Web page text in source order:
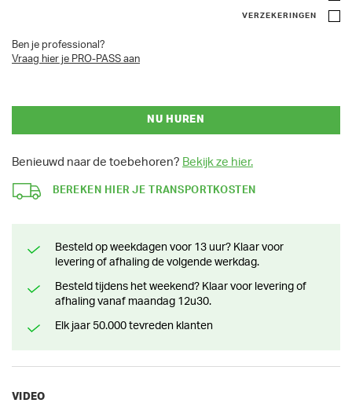
VERZEKERINGEN
Ben je professional?
Vraag hier je PRO-PASS aan
NU HUREN
Benieuwd naar de toebehoren? Bekijk ze hier.
BEREKEN HIER JE TRANSPORTKOSTEN
Besteld op weekdagen voor 13 uur? Klaar voor
levering of afhaling de volgende werkdag.
Besteld tijdens het weekend? Klaar voor levering of
afhaling vanaf maandag 12u30.
Elk jaar 50.000 tevreden klanten
VIDEO